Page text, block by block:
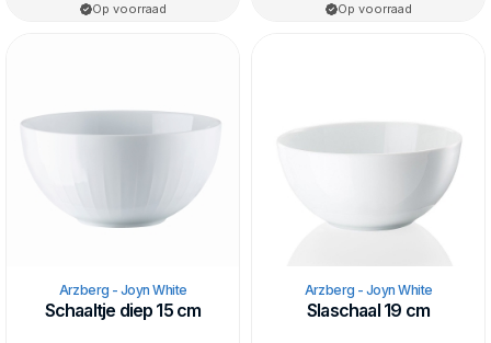
Op voorraad Op voorraad
Arzberg - Joyn White
Schaaltje diep 15 cm
Arzberg - Joyn White
Slaschaal 19 cm